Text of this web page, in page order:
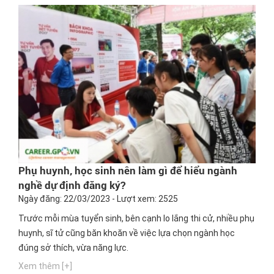
Phụ huynh, học sinh nên làm gì để hiểu ngành
nghề dự định đăng ký?
Ngày đăng: 22/03/2023 - Lượt xem: 2525
Trước mỗi mùa tuyển sinh, bên cạnh lo lắng thi cử, nhiều phụ
huynh, sĩ tử cũng băn khoăn về việc lựa chọn ngành học
đúng sở thích, vừa năng lực.
Xem thêm [+]